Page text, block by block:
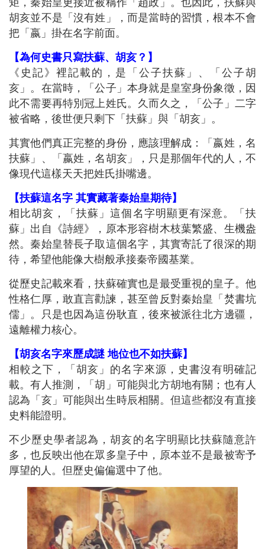
胡亥並不是「沒有姓」，而是當時的習慣，根本不會
把「嬴」掛在名字前面。
【為何史書只寫扶蘇、胡亥？】
《史記》裡記載的，是「公子扶蘇」、「公子胡
亥」。在當時，「公子」本身就是皇室身份象徵，因
此不需要再特別冠上姓氏。久而久之，「公子」二字
被省略，後世便只剩下「扶蘇」與「胡亥」。
其實他們真正完整的身份，應該理解成：「嬴姓，名
扶蘇」、「嬴姓，名胡亥」，只是那個年代的人，不
像現代這樣天天把姓氏掛嘴邊。
【扶蘇這名字 其實藏著秦始皇期待】
相比胡亥，「扶蘇」這個名字明顯更有深意。「扶
蘇」出自《詩經》，原本形容樹木枝葉繁盛、生機盎
然。秦始皇替長子取這個名字，其實寄託了很深的期
待，希望他能像大樹般承接秦帝國基業。
從歷史記載來看，扶蘇確實也是最受重視的皇子。他
性格仁厚，敢直言勸諫，甚至曾反對秦始皇「焚書坑
儒」。只是也因為這份耿直，後來被派往北方邊疆，
遠離權力核心。
【胡亥名字來歷成謎 地位也不如扶蘇】
相較之下，「胡亥」的名字來源，史書沒有明確記
載。有人推測，「胡」可能與北方胡地有關；也有人
認為「亥」可能與出生時辰相關。但這些都沒有直接
史料能證明。
不少歷史學者認為，胡亥的名字明顯比扶蘇隨意許
多，也反映出他在眾多皇子中，原本並不是最被寄予
厚望的人。但歷史偏偏選中了他。